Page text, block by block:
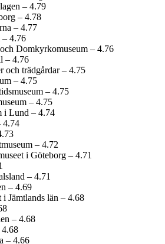
– 4.79
– 4.78
– 4.77
– 4.76
Domkyrko­museum – 4.76
– 4.76
och trädgårdar – 4.75
– 4.75
– 4.75
– 4.75
i Lund – 4.74
4.74
– 4.72
i Göteborg – 4.71
– 4.71
– 4.69
i Jämtlands län – 4.68
– 4.68
4.68
– 4.66